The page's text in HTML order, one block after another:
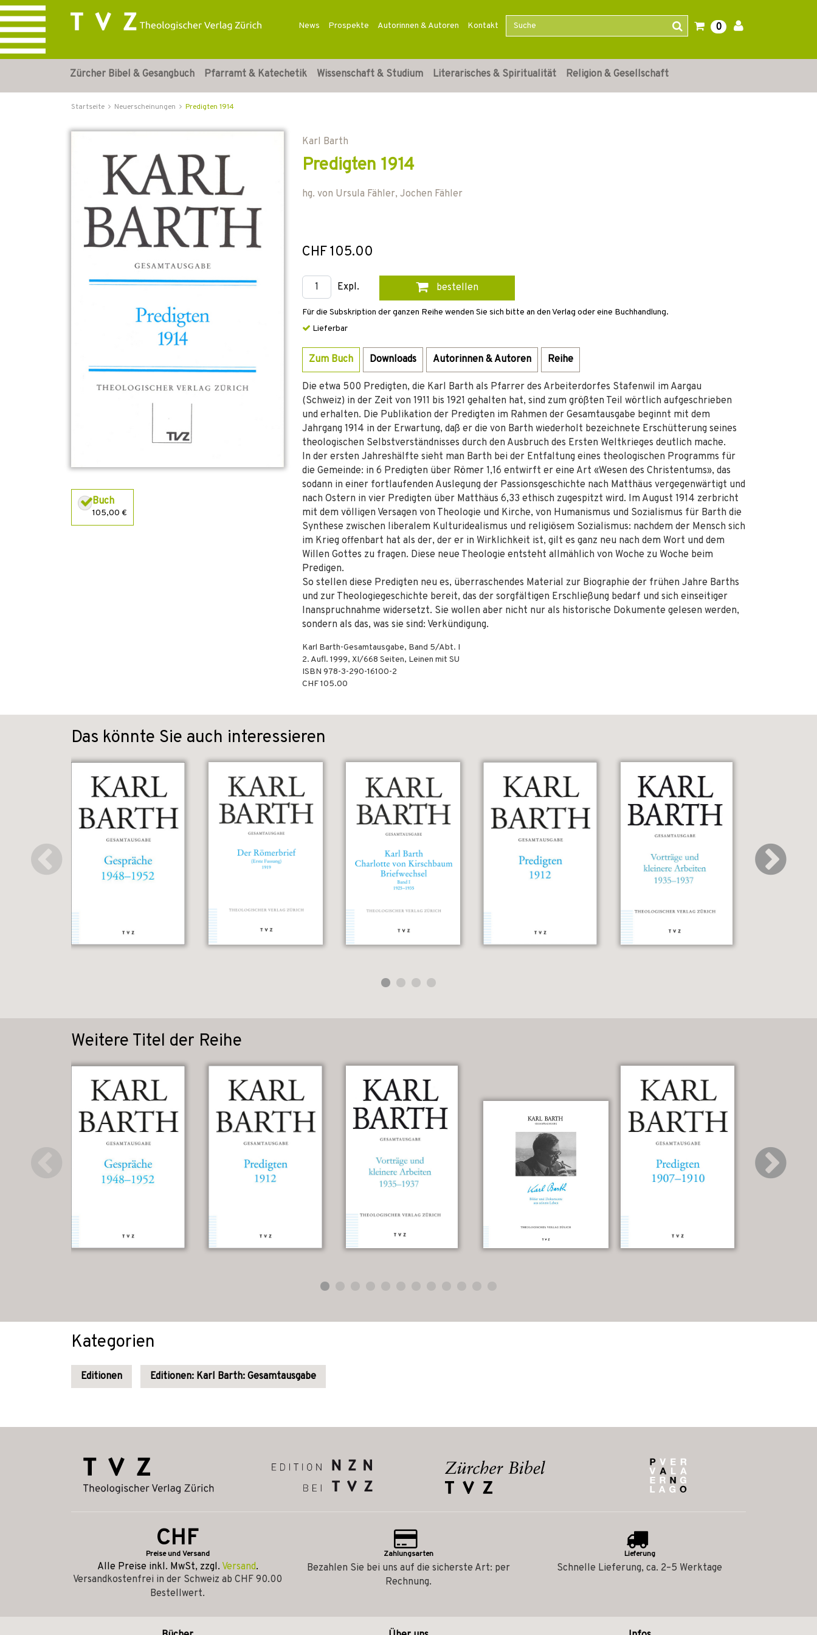
News Prospekte Autorinnen & Autoren Kontakt 0
Zürcher Bibel & Gesangbuch Pfarramt & Katechetik Wissenschaft & Studium Literarisches & Spiritualität Religion & Gesellschaft
Startseite Neuerscheinungen Predigten 1914
Buch
105,00 €
Karl Barth
Predigten 1914
hg. von Ursula Fähler, Jochen Fähler
CHF 105.00
Expl. bestellen
Für die Subskription der ganzen Reihe wenden Sie sich bitte an den Verlag oder eine Buchhandlung.
Lieferbar
Zum Buch Downloads Autorinnen & Autoren Reihe
Die etwa 500 Predigten, die Karl Barth als Pfarrer des Arbeiterdorfes Stafenwil im Aargau
(Schweiz) in der Zeit von 1911 bis 1921 gehalten hat, sind zum größten Teil wörtlich aufgeschrieben
und erhalten. Die Publikation der Predigten im Rahmen der Gesamtausgabe beginnt mit dem
Jahrgang 1914 in der Erwartung, daß er die von Barth wiederholt bezeichnete Erschütterung seines
theologischen Selbstverständnisses durch den Ausbruch des Ersten Weltkrieges deutlich mache.
In der ersten Jahreshälfte sieht man Barth bei der Entfaltung eines theologischen Programms für
die Gemeinde: in 6 Predigten über Römer 1,16 entwirft er eine Art «Wesen des Christentums», das
sodann in einer fortlaufenden Auslegung der Passionsgeschichte nach Matthäus vergegenwärtigt und
nach Ostern in vier Predigten über Matthäus 6,33 ethisch zugespitzt wird. Im August 1914 zerbricht
mit dem völligen Versagen von Theologie und Kirche, von Humanismus und Sozialismus für Barth die
Synthese zwischen liberalem Kulturidealismus und religiösem Sozialismus: nachdem der Mensch sich
im Krieg offenbart hat als der, der er in Wirklichkeit ist, gilt es ganz neu nach dem Wort und dem
Willen Gottes zu fragen. Diese neue Theologie entsteht allmählich von Woche zu Woche beim
Predigen.
So stellen diese Predigten neu es, überraschendes Material zur Biographie der frühen Jahre Barths
und zur Theologiegeschichte bereit, das der sorgfältigen Erschließung bedarf und sich einseitiger
Inanspruchnahme widersetzt. Sie wollen aber nicht nur als historische Dokumente gelesen werden,
sondern als das, was sie sind: Verkündigung.
Karl Barth-Gesamtausgabe, Band 5/Abt. I
2. Aufl. 1999, XI/668 Seiten, Leinen mit SU
ISBN 978-3-290-16100-2
CHF 105.00
Das könnte Sie auch interessieren
Weitere Titel der Reihe
Kategorien
Editionen Editionen: Karl Barth: Gesamtausgabe
CHF
Preise und Versand
Alle Preise inkl. MwSt, zzgl. Versand.
Versandkostenfrei in der Schweiz ab CHF 90.00
Bestellwert.
Zahlungsarten
Bezahlen Sie bei uns auf die sicherste Art: per
Rechnung.
Lieferung
Schnelle Lieferung, ca. 2–5 Werktage